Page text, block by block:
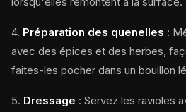
4. Préparation des quenelles :
avec des épices et des herbes,
faites-les pocher dans un bouillon
5. Dressage : Servez les ravioles